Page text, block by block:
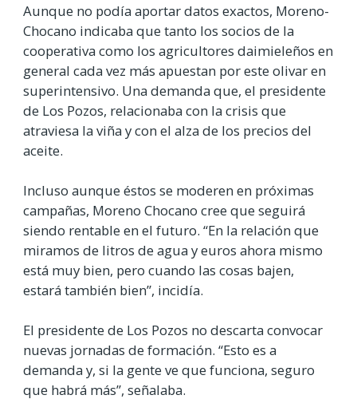
Aunque no podía aportar datos exactos, Moreno-
Chocano indicaba que tanto los socios de la
cooperativa como los agricultores daimieleños en
general cada vez más apuestan por este olivar en
superintensivo. Una demanda que, el presidente
de Los Pozos, relacionaba con la crisis que
atraviesa la viña y con el alza de los precios del
aceite.
Incluso aunque éstos se moderen en próximas
campañas, Moreno Chocano cree que seguirá
siendo rentable en el futuro. “En la relación que
miramos de litros de agua y euros ahora mismo
está muy bien, pero cuando las cosas bajen,
estará también bien”, incidía.
El presidente de Los Pozos no descarta convocar
nuevas jornadas de formación. “Esto es a
demanda y, si la gente ve que funciona, seguro
que habrá más”, señalaba.